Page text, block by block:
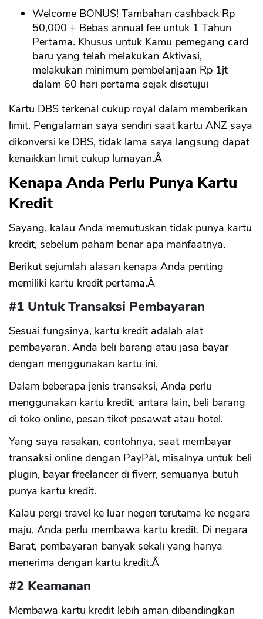
Welcome BONUS! Tambahan cashback Rp
50,000 + Bebas annual fee untuk 1 Tahun
Pertama. Khusus untuk Kamu pemegang card
baru yang telah melakukan Aktivasi,
melakukan minimum pembelanjaan Rp 1jt
dalam 60 hari pertama sejak disetujui
Kartu DBS terkenal cukup royal dalam memberikan
limit. Pengalaman saya sendiri saat kartu ANZ saya
dikonversi ke DBS, tidak lama saya langsung dapat
kenaikkan limit cukup lumayan.Â
Kenapa Anda Perlu Punya Kartu
Kredit
Sayang, kalau Anda memutuskan tidak punya kartu
kredit, sebelum paham benar apa manfaatnya.
Berikut sejumlah alasan kenapa Anda penting
memiliki kartu kredit pertama.Â
#1 Untuk Transaksi Pembayaran
Sesuai fungsinya, kartu kredit adalah alat
pembayaran. Anda beli barang atau jasa bayar
dengan menggunakan kartu ini,
Dalam beberapa jenis transaksi, Anda perlu
menggunakan kartu kredit, antara lain, beli barang
di toko online, pesan tiket pesawat atau hotel.
Yang saya rasakan, contohnya, saat membayar
transaksi online dengan PayPal, misalnya untuk beli
plugin, bayar freelancer di fiverr, semuanya butuh
punya kartu kredit.
Kalau pergi travel ke luar negeri terutama ke negara
maju, Anda perlu membawa kartu kredit. Di negara
Barat, pembayaran banyak sekali yang hanya
menerima dengan kartu kredit.Â
#2 Keamanan
Membawa kartu kredit lebih aman dibandingkan